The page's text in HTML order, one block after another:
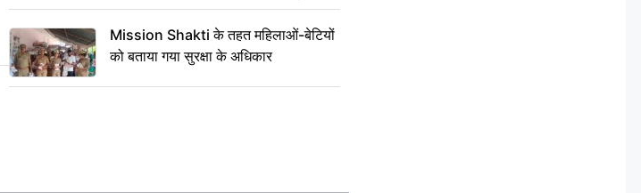
का सही समय
Mission Shakti के तहत महिलाओं-बेटियों
को बताया गया सुरक्षा के अधिकार